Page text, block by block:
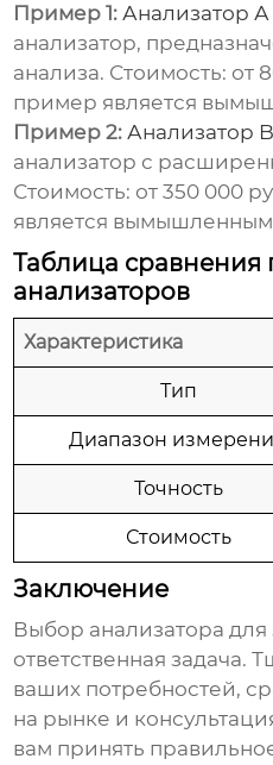
Пример 1: Анализатор А
анализатор,
анализа. Стоимость: от
пример является
Пример 2: Анализатор B
анализатор с
Стоимость: от 350 000
является
Таблица сравнения
анализаторов
Характеристика
Тип
Диапазон
Точность
Стоимость
Заключение
Выбор анализатора для
ответственная задача.
ваших потребностей,
на рынке и
вам принять